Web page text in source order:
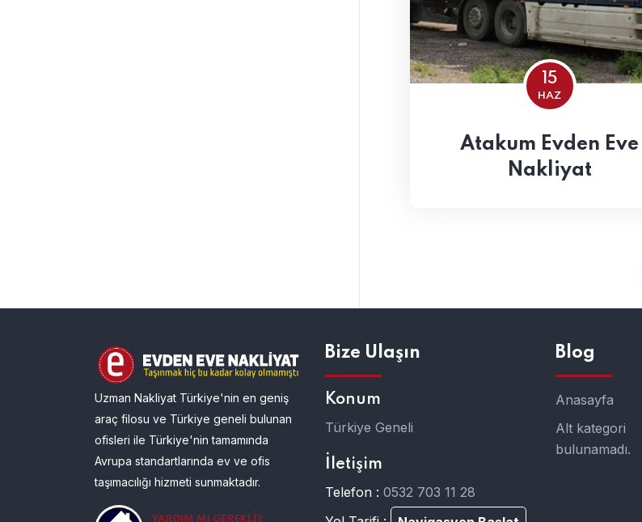
15
HAZ
Atakum Evden Eve
Nakliyat
Uzman Nakliyat Türkiye'nin en geniş
araç filosu ve Türkiye geneli bulunan
ofisleri ile Türkiye'nin tamamında
Avrupa standartlarında ev ve ofis
taşımacılığı hizmeti sunmaktadır.
YARDIM MI GEREKLI?
Bize Ulaşın
Konum
Türkiye Geneli
İletişim
Telefon : 0532 703 11 28
Blog
Anasayfa
Alt kategori
bulunamadı.